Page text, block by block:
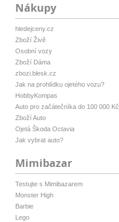
Nákupy
hledejceny.cz
Zboží Živě
Osobní vozy
Zboží Dáma
zbozi.blesk.cz
Jak na prohlídku ojetého vozu?
HobbyKompas
Auto pro začátečníka do 100 000 Kč
Zboží Auto
Ojetá Škoda Octavia
Jak vybrat auto?
Mimibazar
Testujte s Mimibazarem
Monster High
Barbie
Lego